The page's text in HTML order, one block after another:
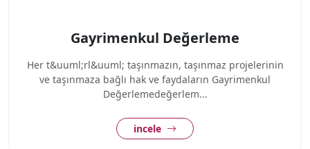
Gayrimenkul Değerleme
Her t&uuml;rl&uuml; taşınmazın, taşınmaz projelerinin
ve taşınmaza bağlı hak ve faydaların Gayrimenkul
Değerlemedeğerlem...
incele